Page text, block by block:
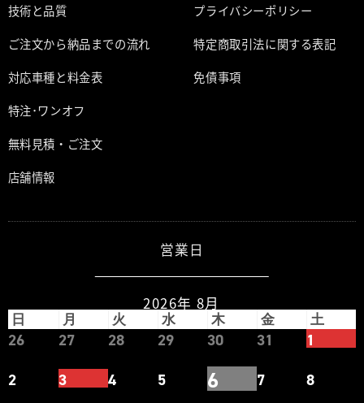
技術と品質
ご注文から納品までの流れ
対応車種と料金表
特注･ワンオフ
無料見積・ご注文
店舗情報
プライバシーポリシー
特定商取引法に関する表記
免債事項
営業日
2026年 8月
日 月 火 水 木 金 土
26 27 28 29 30 31
1
2
3 4 5 6 7
8